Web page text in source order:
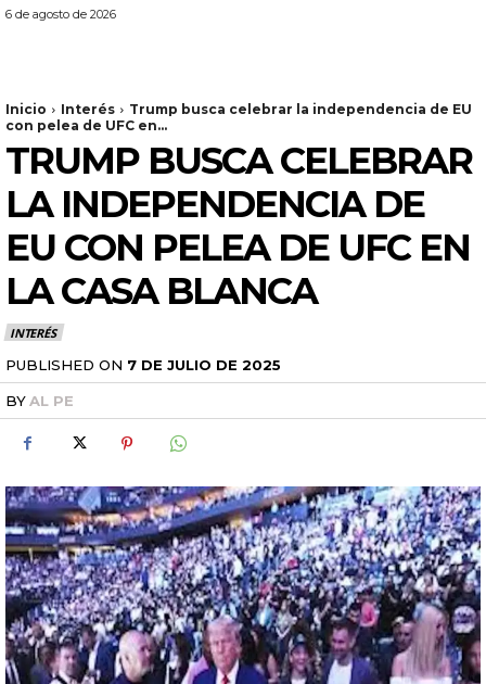
6 de agosto de 2026